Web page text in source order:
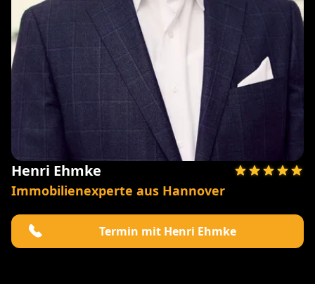
Henri Ehmke
Immobilienexperte aus Hannover
Termin mit Henri Ehmke